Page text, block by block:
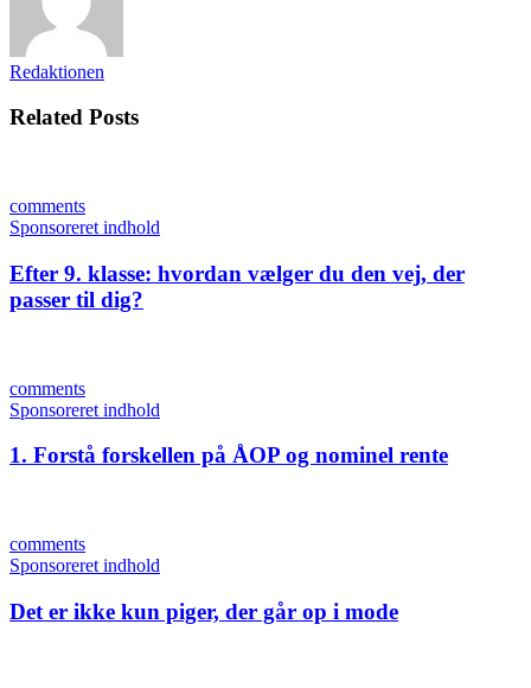
Redaktionen
Related Posts
comments
Sponsoreret indhold
Efter 9. klasse: hvordan vælger du den vej, der
passer til dig?
comments
Sponsoreret indhold
1. Forstå forskellen på ÅOP og nominel rente
comments
Sponsoreret indhold
Det er ikke kun piger, der går op i mode